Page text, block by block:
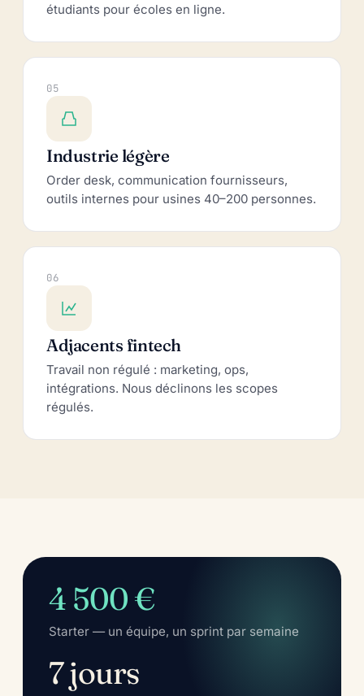
étudiants pour écoles en ligne.
05
Industrie légère
Order desk, communication fournisseurs,
outils internes pour usines 40–200 personnes.
06
Adjacents fintech
Travail non régulé : marketing, ops,
intégrations. Nous déclinons les scopes
régulés.
4 500 €
Starter — un équipe, un sprint par semaine
7 jours